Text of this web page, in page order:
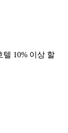
텔 10% 이상 할